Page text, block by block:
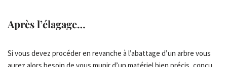
Après l’élagage…
Si vous devez procéder en revanche à l’abattage d’un arbre vous
aurez alors besoin de vous munir d’un matériel bien précis, conçu